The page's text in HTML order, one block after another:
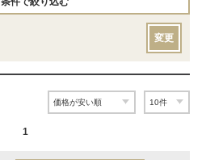
変更
1